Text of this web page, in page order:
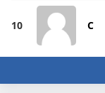
10 C